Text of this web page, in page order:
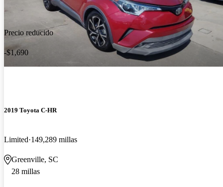
Precio reducido
-$1,690
2019 Toyota C-HR
Limited 149,289 millas
Greenville, SC
28 millas